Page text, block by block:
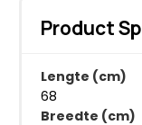
Product
Lengte (cm)
68
Breedte (cm)